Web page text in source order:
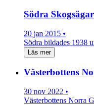
Södra
20 jan 2015 •
Södra bildades 1938
Läs mer
Västerbottens
30 nov 2022 •
Västerbottens Norra